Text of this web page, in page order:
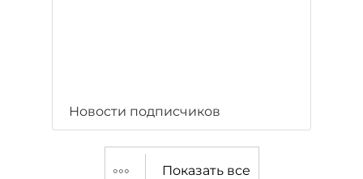
Новости подписчиков
Показать все